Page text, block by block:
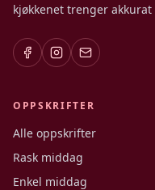
kjøkkenet trenger akkurat
OPPSKRIFTER
Alle oppskrifter
Rask middag
Enkel middag